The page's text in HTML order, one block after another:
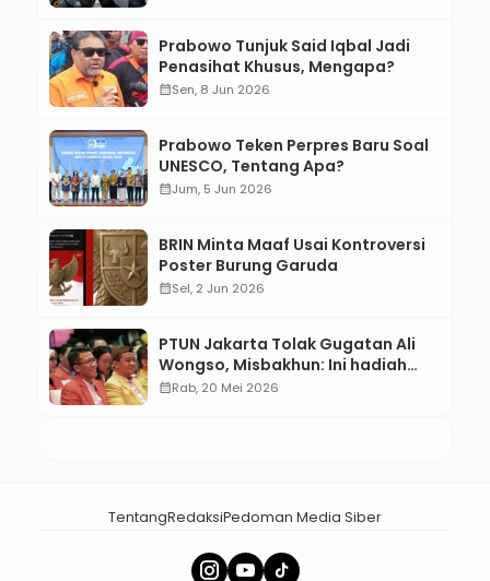
Prabowo Tunjuk Said Iqbal Jadi
Penasihat Khusus, Mengapa?
calendar_monthSen, 8 Jun 2026
Prabowo Teken Perpres Baru Soal
UNESCO, Tentang Apa?
calendar_monthJum, 5 Jun 2026
BRIN Minta Maaf Usai Kontroversi
Poster Burung Garuda
calendar_monthSel, 2 Jun 2026
PTUN Jakarta Tolak Gugatan Ali
Wongso, Misbakhun: Ini hadiah
Ulang Tahun Ke-66 SOKSI
calendar_monthRab, 20 Mei 2026
TentangRedaksiPedoman Media Siber